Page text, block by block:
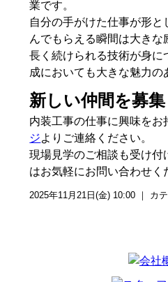
業です。
自分の手がけた仕事が形
んでもらえる瞬間は大きな
長く続けられる技術が身に
成においても大きな魅力の
新しい仲間を募
内装工事の仕事に興味をお
ジよりご連絡ください。
現場見学のご相談も受け付
はお気軽にお問い合わせく
2025年11月21日(金) 10:00 ｜ カテ